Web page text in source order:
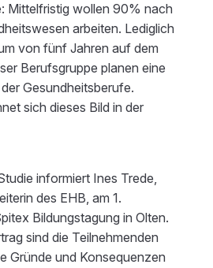
Mittelfristig wollen 90% nach
arbeiten. Lediglich
von fünf Jahren auf dem
Berufsgruppe planen eine
Gesundheitsberufe.
sich dieses Bild in der
informiert Ines Trede,
des EHB, am 1.
Bildungstagung in Olten.
sind die Teilnehmenden
Gründe und Konsequenzen